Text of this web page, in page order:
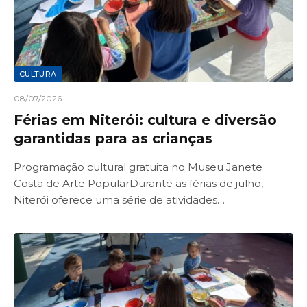
CULTURA
08/07/2026
Férias em Niterói: cultura e diversão
garantidas para as crianças
Programação cultural gratuita no Museu Janete
Costa de Arte PopularDurante as férias de julho,
Niterói oferece uma série de atividades…